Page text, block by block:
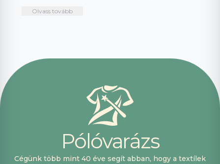
használni.
fogok innen
Olvass tovább
Pólóvarázs
Cégünk több mint 40 éve segít abban, hogy a textílek